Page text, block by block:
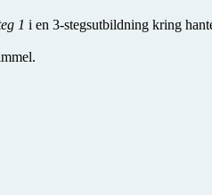
1 i en 3-stegsutbildning kring